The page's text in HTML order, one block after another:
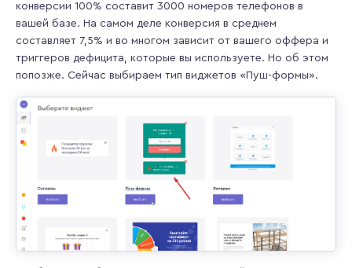
конверсии 100% составит 3000 номеров телефонов в
вашей базе. На самом деле конверсия в среднем
составляет 7,5% и во многом зависит от вашего оффера и
триггеров дефицита, которые вы используете. Но об этом
попозже. Сейчас выбираем тип виджетов «Пуш-формы».